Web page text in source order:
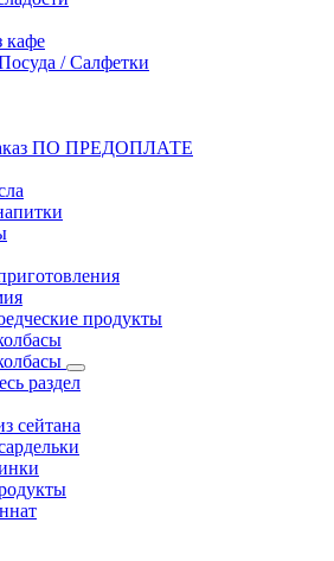
кафе
/ Салфетки
ПО ПРЕДОПЛАТЕ
продукты
раздел
сейтана